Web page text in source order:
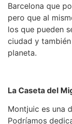
Barcelona que
pero que al
los que pueden
ciudad y
planeta.
La Caseta del
Montjuic es una
Podríamos